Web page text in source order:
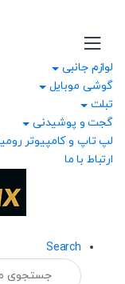
navigation
content
لوازم جانبی
گوشی موبایل
تبلت
گجت و پوشیدنی
لپ تاپ و کامپیوتر
ارتباط با ما
Search
جستجو
برای: